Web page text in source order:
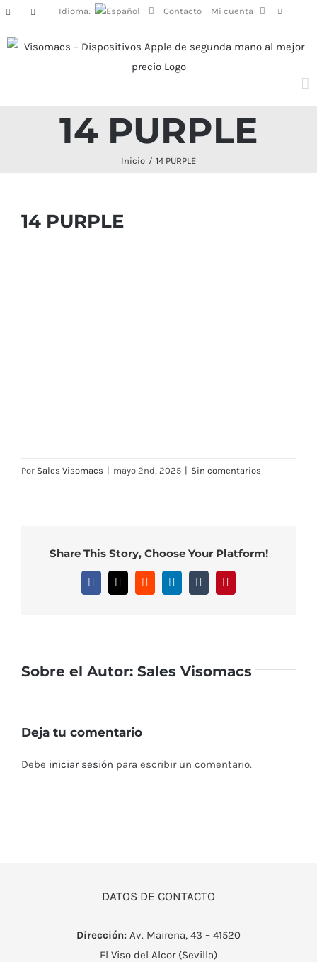
Saltar
contenido
Facebook InstagramIdioma: Contacto Mi cuenta
14 PURPLE
Inicio 14 PURPLE
14 PURPLE
Por Sales Visomacs | mayo 2nd, 2025 | Sin comentarios
Share This Story, Choose Your Platform!
Facebook
X RedditLinkedInTumblrPinterest
Sobre el Autor: Sales Visomacs
Deja tu comentario
Debe iniciar sesión para escribir un comentario.
DATOS DE CONTACTO
Dirección: Av. Mairena, 43 – 41520
El Viso del Alcor (Sevilla)